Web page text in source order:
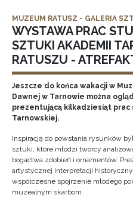
MUZEUM RATUSZ - GALERIA
WYSTAWA PRAC
SZTUKI AKADEMII
RATUSZU -
Jeszcze do końca wakacji w
Dawnej w Tarnowie można
prezentującą kilkadziesiąt
Tarnowskiej.
Inspiracją do powstania rysunków
sztuki, które młodzi twórcy
bogactwa zdobień i ornamentów.
artystycznej interpretacji
współczesne spojrzenie młodego
muzealnym skarbom.